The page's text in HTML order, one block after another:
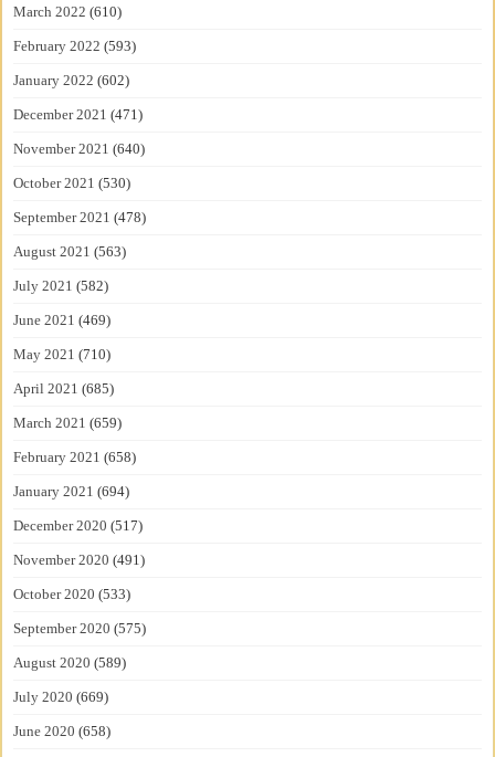
March 2022 (610)
February 2022 (593)
January 2022 (602)
December 2021 (471)
November 2021 (640)
October 2021 (530)
September 2021 (478)
August 2021 (563)
July 2021 (582)
June 2021 (469)
May 2021 (710)
April 2021 (685)
March 2021 (659)
February 2021 (658)
January 2021 (694)
December 2020 (517)
November 2020 (491)
October 2020 (533)
September 2020 (575)
August 2020 (589)
July 2020 (669)
June 2020 (658)